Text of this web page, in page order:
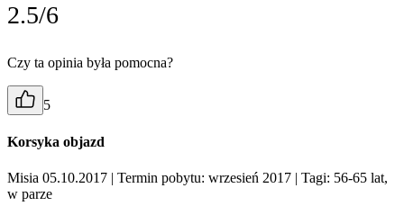
2.5/6
Czy ta opinia była pomocna?
5
Korsyka objazd
Misia 05.10.2017 | Termin pobytu: wrzesień 2017 | Tagi: 56-65 lat,
w parze